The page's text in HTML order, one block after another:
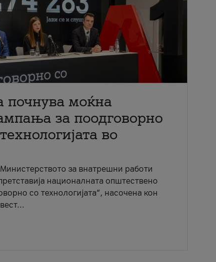
почнува моќна
за поодговорно
во
за внатрешни работи
националната општествено
со технологијата“, насочена кон